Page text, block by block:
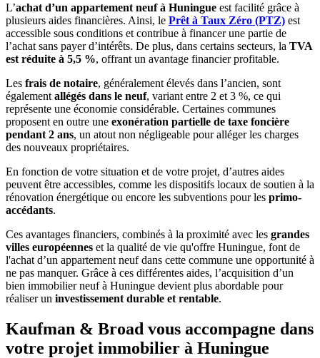
L’achat d’un appartement neuf à Huningue est facilité grâce à
plusieurs aides financières. Ainsi, le Prêt à Taux Zéro (PTZ) est
accessible sous conditions et contribue à financer une partie de
l’achat sans payer d’intérêts. De plus, dans certains secteurs, la TVA
est réduite à 5,5 %, offrant un avantage financier profitable.
Les frais de notaire, généralement élevés dans l’ancien, sont
également allégés dans le neuf, variant entre 2 et 3 %, ce qui
représente une économie considérable. Certaines communes
proposent en outre une exonération partielle de taxe foncière
pendant 2 ans, un atout non négligeable pour alléger les charges
des nouveaux propriétaires.
En fonction de votre situation et de votre projet, d’autres aides
peuvent être accessibles, comme les dispositifs locaux de soutien à la
rénovation énergétique ou encore les subventions pour les primo-
accédants.
Ces avantages financiers, combinés à la proximité avec les grandes
villes européennes et la qualité de vie qu'offre Huningue, font de
l'achat d’un appartement neuf dans cette commune une opportunité à
ne pas manquer. Grâce à ces différentes aides, l’acquisition d’un
bien immobilier neuf à Huningue devient plus abordable pour
réaliser un investissement durable et rentable.
Kaufman & Broad vous accompagne dans
votre projet immobilier à Huningue